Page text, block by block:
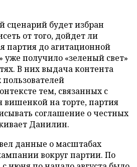
сценарий будет избран
от того, дойдет ли
партия до агитационной
уже получило «зеленый свет»
В них выдача контента
тем, связанных с
вишенкой на торте, партия
соглашение о честных
Данилин.
данные о масштабах
вокруг партии. По